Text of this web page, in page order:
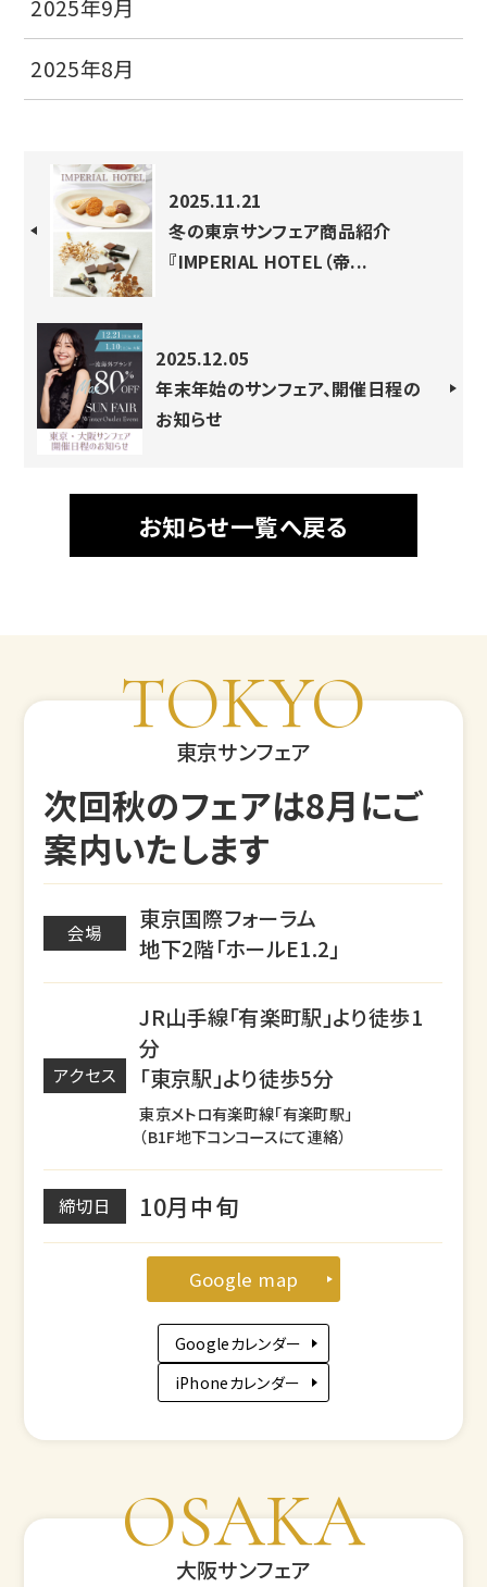
2025年9月
2025年8月
2025.11.21
冬の東京サンフェア商品紹介
『IMPERIAL HOTEL（帝...
2025.12.05
年末年始のサンフェア、開催日程の
お知らせ
お知らせ一覧へ戻る
TOKYO
東京サンフェア
次回秋のフェアは8月にご
案内いたします
会場
東京国際フォーラム
地下2階「ホールE1.2」
アクセス
JR山手線「有楽町駅」より徒歩1
分
「東京駅」より徒歩5分
東京メトロ有楽町線「有楽町駅」
（B1F地下コンコースにて連絡）
締切日 10月中旬
Google map
Googleカレンダー
iPhoneカレンダー
OSAKA
大阪サンフェア